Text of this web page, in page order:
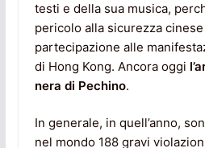
testi e della sua musica,
pericolo alla sicurezza
partecipazione alle
di Hong Kong. Ancora oggi
nera di Pechino.
In generale, in quell’anno,
nel mondo 188 gravi